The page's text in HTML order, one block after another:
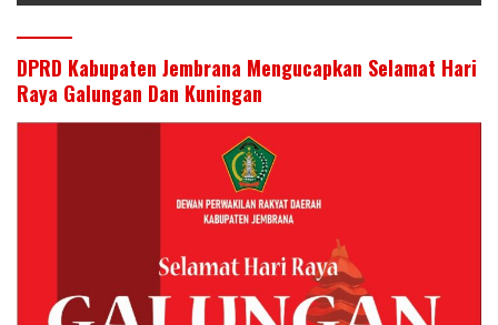
DPRD Kabupaten Jembrana Mengucapkan Selamat Hari
Raya Galungan Dan Kuningan